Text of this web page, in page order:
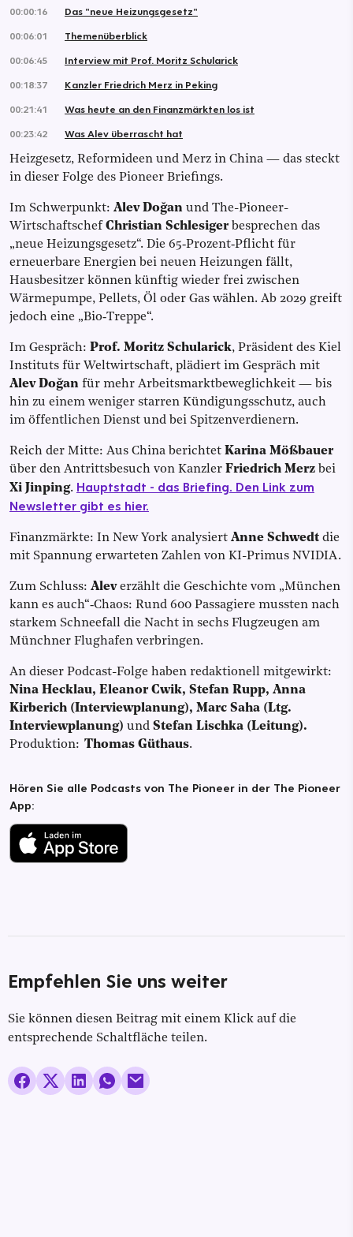
00:00:16
Das "neue Heizungsgesetz"
00:06:01
Themenüberblick
00:06:45
Interview mit Prof. Moritz Schularick
00:18:37
Kanzler Friedrich Merz in Peking
00:21:41
Was heute an den Finanzmärkten los ist
00:23:42
Was Alev überrascht hat
Heizgesetz, Reformideen und Merz in China — das steckt
in dieser Folge des Pioneer Briefings.
Im Schwerpunkt: Alev Doğan und The-Pioneer-
Wirtschaftschef Christian Schlesigerbesprechen das
„neue Heizungsgesetz“. Die 65‑Prozent‑Pflicht für
erneuerbare Energien bei neuen Heizungen fällt,
Hausbesitzer können künftig wieder frei zwischen
Wärmepumpe, Pellets, Öl oder Gas wählen. Ab 2029 greift
jedoch eine „Bio‑Treppe“.
Im Gespräch: Prof. Moritz Schularick, Präsident des Kiel
Instituts für Weltwirtschaft, plädiert im Gespräch mit
Alev Doğan für mehr Arbeitsmarktbeweglichkeit — bis
hin zu einem weniger starren Kündigungsschutz, auch
im öffentlichen Dienst und bei Spitzenverdienern.
Reich der Mitte: Aus China berichtet Karina Mößbauer
über den Antrittsbesuch von Kanzler Friedrich Merz bei
Xi Jinping. Hauptstadt - das Briefing. Den Link zum
Newsletter gibt es hier.
Finanzmärkte: In New York analysiert Anne Schwedt die
mit Spannung erwarteten Zahlen von KI-Primus NVIDIA.
Zum Schluss: Aleverzählt die Geschichte vom „München
kann es auch“‑Chaos: Rund 600 Passagiere mussten nach
starkem Schneefall die Nacht in sechs Flugzeugen am
Münchner Flughafen verbringen.
An dieser Podcast-Folge haben redaktionell mitgewirkt:
Nina Hecklau, Eleanor Cwik, Stefan Rupp, Anna
Kirberich (Interviewplanung), Marc Saha (Ltg.
Interviewplanung) und Stefan Lischka (Leitung).
Produktion: Thomas Güthaus.
Hören Sie alle Podcasts von The Pioneer in der The Pioneer
App:
Empfehlen Sie uns weiter
Sie können diesen Beitrag mit einem Klick auf die
entsprechende Schaltfläche teilen.